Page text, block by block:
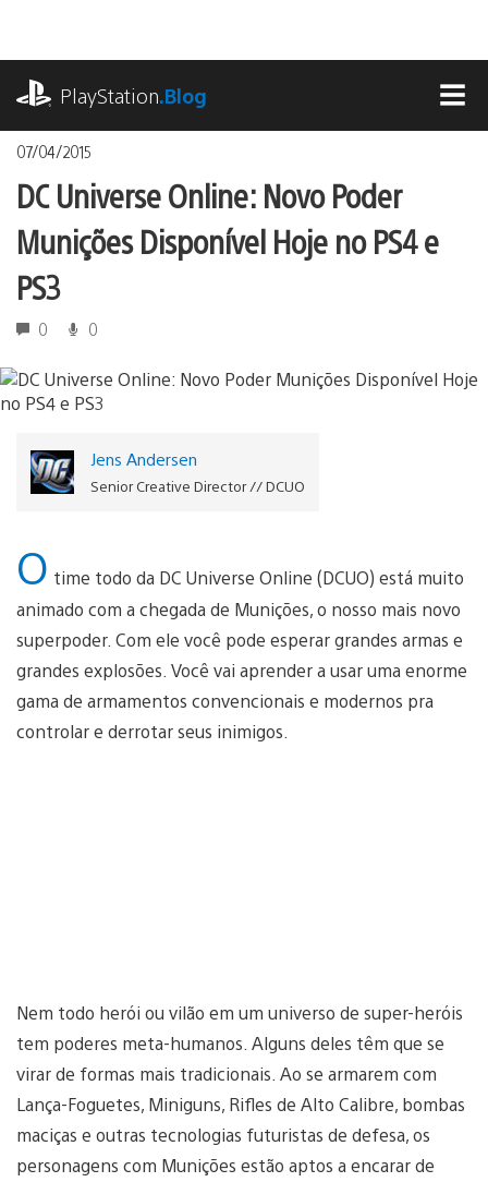
o
conteúdoPlayStation.Blog
07/04/2015
DC Universe Online: Novo Poder
Munições Disponível Hoje no PS4 e
PS3
0 0
Jens Andersen
Senior Creative Director // DCUO
O time todo da DC Universe Online (DCUO) está muito
animado com a chegada de Munições, o nosso mais novo
superpoder. Com ele você pode esperar grandes armas e
grandes explosões. Você vai aprender a usar uma enorme
gama de armamentos convencionais e modernos pra
controlar e derrotar seus inimigos.
Nem todo herói ou vilão em um universo de super-heróis
tem poderes meta-humanos. Alguns deles têm que se
virar de formas mais tradicionais. Ao se armarem com
Lança-Foguetes, Miniguns, Rifles de Alto Calibre, bombas
maciças e outras tecnologias futuristas de defesa, os
personagens com Munições estão aptos a encarar de